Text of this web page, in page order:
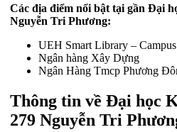
Các địa điểm nổi bật tại gần Đại
Nguyễn Tri Phương:
UEH Smart Library –
Ngân hàng Xây Dựng
Ngân Hàng Tmcp Phương
Thông tin về Đại học
279 Nguyễn Tri